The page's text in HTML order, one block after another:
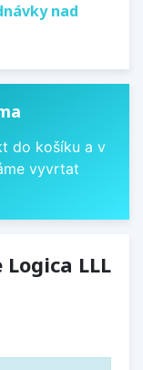
nad
do košíku a v
vyvrtat
LLL